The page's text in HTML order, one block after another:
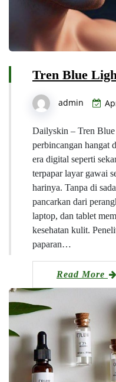
Tren Blue
admin
Dailyskin – Tren
perbincangan hangat
era digital seperti
terpapar layar gawai
harinya. Tanpa di
pancarkan dari
laptop, dan tablet
kesehatan kulit.
paparan…
Read More